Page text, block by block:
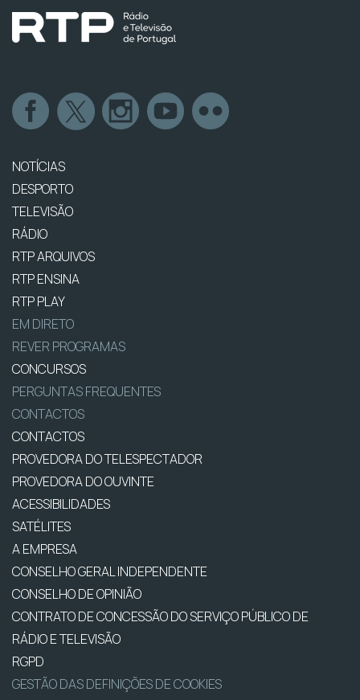
NOTÍCIAS
DESPORTO
TELEVISÃO
RÁDIO
RTP ARQUIVOS
RTP ENSINA
RTP PLAY
EM DIRETO
REVER PROGRAMAS
CONCURSOS
PERGUNTAS FREQUENTES
CONTACTOS
CONTACTOS
PROVEDORA DO TELESPECTADOR
PROVEDORA DO OUVINTE
ACESSIBILIDADES
SATÉLITES
A EMPRESA
CONSELHO GERAL INDEPENDENTE
CONSELHO DE OPINIÃO
CONTRATO DE CONCESSÃO DO SERVIÇO PÚBLICO DE
RÁDIO E TELEVISÃO
RGPD
GESTÃO DAS DEFINIÇÕES DE COOKIES